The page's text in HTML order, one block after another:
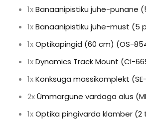
1xBanaanipistiku juhe-punane
1xBanaanipistiku juhe-must (5
1xOptikapingid (60 cm) (OS-
1xDynamics Track Mount (CI-
1xKonksuga massikomplekt
2xÜmmargune vardaga alus
1xOptika pingivarda klamber (2